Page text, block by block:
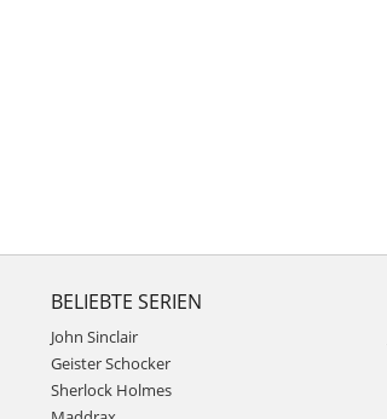
BELIEBTE SERIEN
John Sinclair
Geister Schocker
Sherlock Holmes